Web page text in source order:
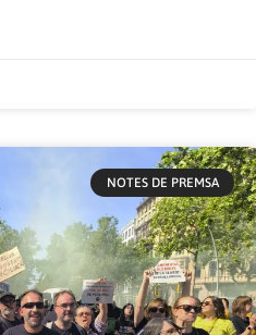
NOTES DE PREMSA